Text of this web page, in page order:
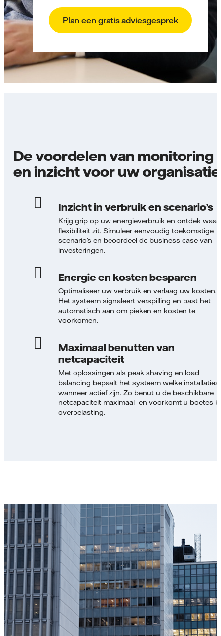
Plan een gratis adviesgesprek
De voordelen van monitoring
en inzicht voor uw organisatie
Inzicht in verbruik en scenario’s
Krijg grip op uw energieverbruik en ontdek waar
flexibiliteit zit. Simuleer eenvoudig toekomstige
scenario’s en beoordeel de business case van
investeringen.
Energie en kosten besparen
Optimaliseer uw verbruik en verlaag uw kosten.
Het systeem signaleert verspilling en past het
automatisch aan om pieken en kosten te
voorkomen.
Maximaal benutten van
netcapaciteit
Met oplossingen als peak shaving en load
balancing bepaalt het systeem welke installaties
wanneer actief zijn. Zo benut u de beschikbare
netcapaciteit maximaal en voorkomt u boetes
overbelasting.